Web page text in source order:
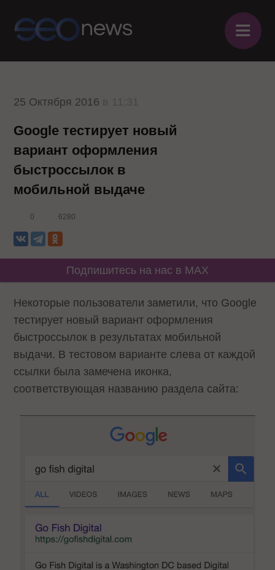
≡
25 Октября 2016
Google тестирует новый
вариант оформления
быстроссылок в
мобильной выдаче
0 6280
Подпишитесь на нас в MAX
Некоторые пользователи заметили, что Google
тестирует новый вариант оформления
быстроссылок в результатах мобильной
выдачи. В тестовом варианте слева от каждой
ссылки была замечена иконка,
соответствующая названию раздела сайта: